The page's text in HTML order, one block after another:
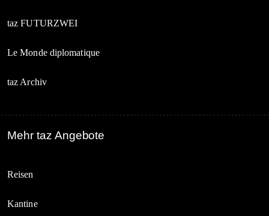
taz FUTURZWEI
Le Monde diplomatique
taz Archiv
Mehr taz Angebote
Reisen
Kantine